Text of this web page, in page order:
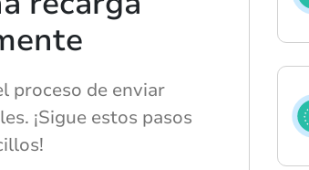
proceso de enviar
¡Sigue estos pasos